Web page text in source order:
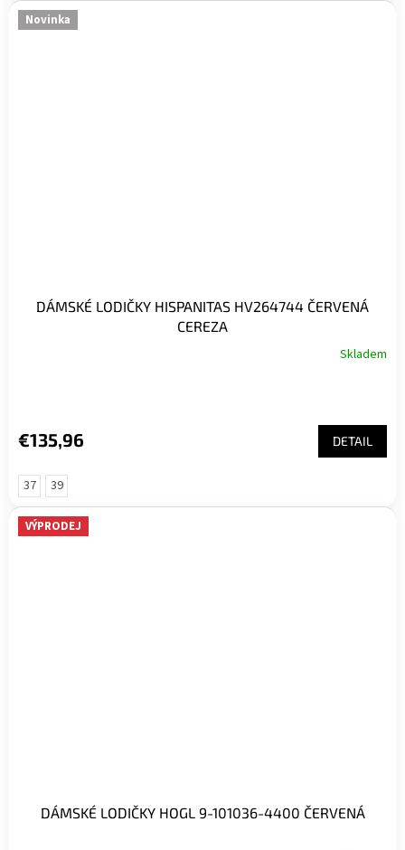
Novinka
DÁMSKÉ LODIČKY HISPANITAS HV264744 ČERVENÁ
CEREZA
Skladem
€135,96 DETAIL
37 39
VÝPRODEJ
DÁMSKÉ LODIČKY HOGL 9-101036-4400 ČERVENÁ